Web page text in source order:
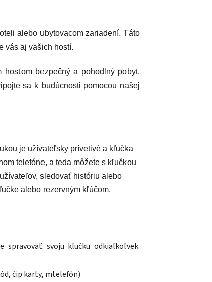
alebo ubytovacom zariadení. Táto
vás aj vašich hostí.
bezpečný a pohodlný pobyt.
sa k budúcnosti pomocou našej
je užívateľsky prívetivé a kľučka
telefóne, a teda môžete s kľučkou
sledovať históriu alebo
alebo rezervným kľúčom.
svoju kľučku odkiaľkoľvek.
čip karty, mtelefón)